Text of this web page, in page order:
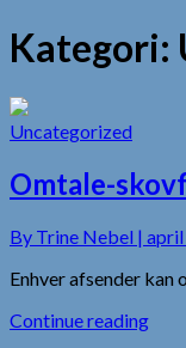
Kategori:
Uncategorized
Omtale-
By Trine Nebel | april
Enhver afsender
Continue reading